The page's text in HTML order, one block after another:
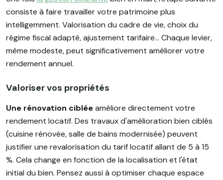
consiste à faire travailler votre patrimoine plus
intelligemment. Valorisation du cadre de vie, choix du
régime fiscal adapté, ajustement tarifaire... Chaque levier,
même modeste, peut significativement améliorer votre
rendement annuel.
Valoriser vos propriétés
Une rénovation cibléeaméliore directement votre
rendement locatif. Des travaux d'amélioration bien ciblés
(cuisine rénovée, salle de bains modernisée) peuvent
justifier une revalorisation du tarif locatif allant de 5 à 15
%. Cela change en fonction de la localisation et l'état
initial du bien. Pensez aussi à optimiser chaque espace